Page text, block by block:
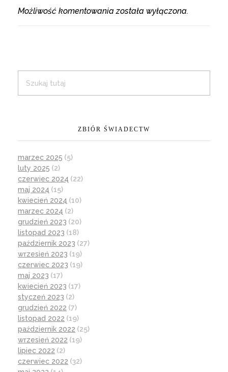
Możliwość komentowania została wyłączona.
ZBIÓR ŚWIADECTW
marzec 2025 (5)
luty 2025 (2)
czerwiec 2024 (22)
maj 2024 (15)
kwiecień 2024 (10)
marzec 2024 (2)
grudzień 2023 (20)
listopad 2023 (18)
październik 2023 (27)
wrzesień 2023 (19)
czerwiec 2023 (19)
maj 2023 (17)
kwiecień 2023 (17)
styczeń 2023 (2)
grudzień 2022 (7)
listopad 2022 (19)
październik 2022 (25)
wrzesień 2022 (19)
lipiec 2022 (2)
czerwiec 2022 (32)